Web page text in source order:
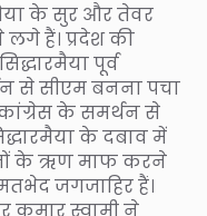
के सुर और तेवर
हैं। प्रदेश की
पूर्व
से सीएम बनना पचा
कांग्रेस के समर्थन से
के दबाव में
के ऋण माफ करने
जगजाहिर हैं।
कुमार स्वामी ने